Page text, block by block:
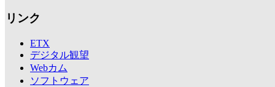
リンク
ETX
デジタル観望
Webカム
ソフトウェア